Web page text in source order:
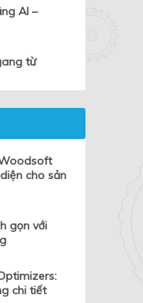
AI –
từ
cho sản
gọn với
chi tiết